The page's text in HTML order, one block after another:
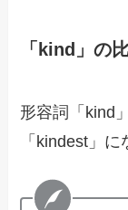
「kind」の
形容詞「kind
「kindest」に